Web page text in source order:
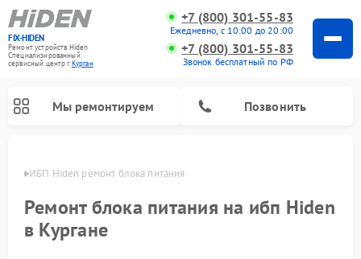
FIX-HIDEN
Ремонт устройств Hiden
Специализированный
cервисный центр г.Курган
+7 (800) 301-55-83
Ежедневно, с 10:00 до 20:00
+7 (800) 301-55-83
Звонок бесплатный по РФ
Мы ремонтируем Позвонить
ИБП Hiden ремонт блока питания
Ремонт блока питания на ибп Hiden
в Кургане